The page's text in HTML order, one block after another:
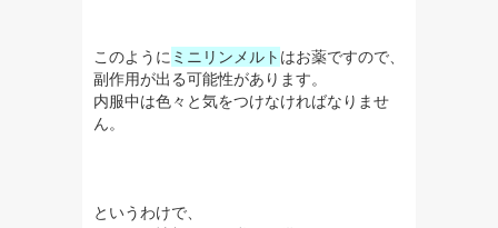
このように ミニリンメルト はお薬ですので、
副作用が出る可能性があります。
内服中は色々と気をつけなければなりませ
ん。
というわけで、